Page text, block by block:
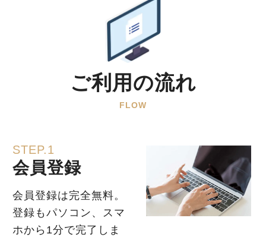
ご利用の流れ
FLOW
STEP.1
会員登録
会員登録は完全無料。
登録もパソコン、スマ
ホから1分で完了しま